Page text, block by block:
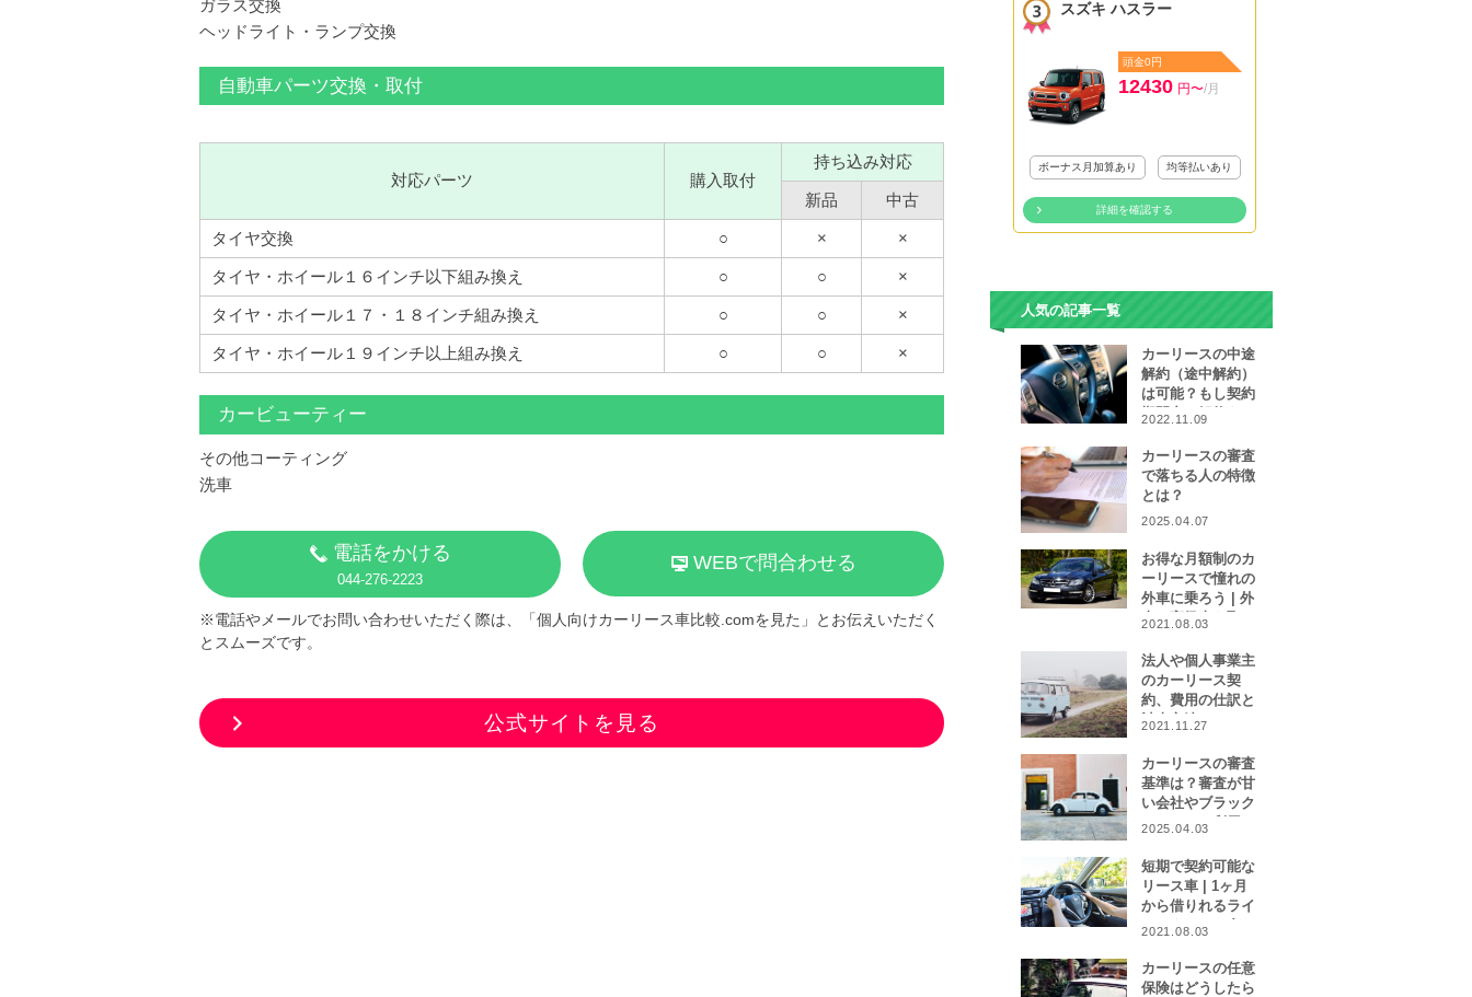
ガラス交換
ヘッドライト・ランプ交換
自動車パーツ交換・取付
対応パーツ 購入取付
持ち込み対応
新品 中古
タイヤ交換 ○ × ×
タイヤ・ホイール１６インチ以下組み換え ○ ○ ×
タイヤ・ホイール１７・１８インチ組み換え ○ ○ ×
タイヤ・ホイール１９インチ以上組み換え ○ ○ ×
カービューティー
その他コーティング
洗車
電話をかける
044-276-2223
WEBで問合わせる
※電話やメールでお問い合わせいただく際は、「個人向けカーリース車比較.comを見た」とお伝えいただく
とスムーズです。
公式サイトを見る
スズキ ハスラー
頭金0円
12430 円〜/月
ボーナス月加算あり 均等払いあり
詳細を確認する
人気の記事一覧
カーリースの中途
解約（途中解約）
は可能？もし契約
期間中に解約をし
なったら…
2022.11.09
カーリースの審査
で落ちる人の特徴
とは？
2025.04.07
お得な月額制のカ
ーリースで憧れの
外車に乗ろう | 外
車や高級車を取り
者をご紹介！
2021.08.03
法人や個人事業主
のカーリース契
約、費用の仕訳と
計上方法は？
2021.11.27
カーリースの審査
基準は？審査が甘
い会社やブラック
リストでも利用で
2025.04.03
短期で契約可能な
リース車 | 1ヶ月
から借りれるライ
フスタイルに合わ
集
2021.08.03
カーリースの任意
保険はどうしたら